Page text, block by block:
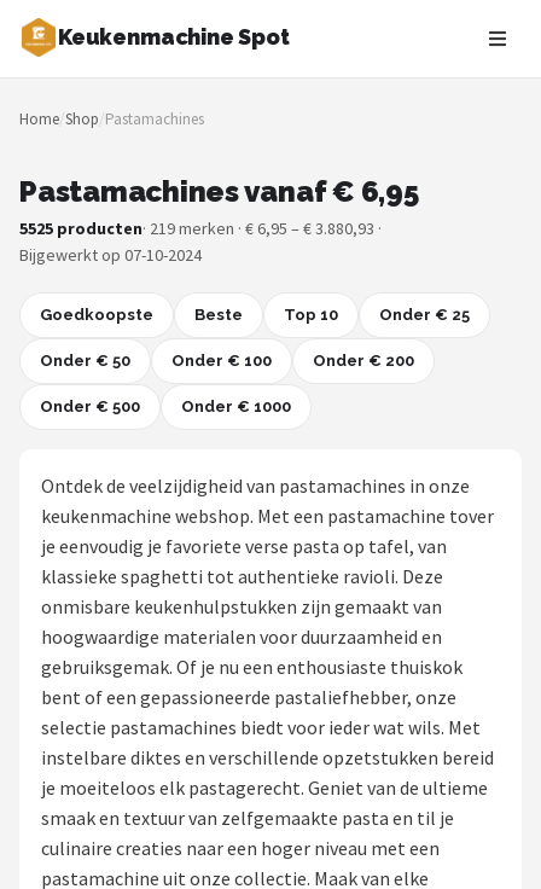
Keukenmachine Spot
Zoeken
NAVIGATIE
Merken
Blog
MasterChef
Restaurants
Staafmixers
Juicers
Shop
Kenwood
Moulinex
KitchenAid
Home/Shop/Pastamachines
Pastamachines vanaf € 6,95
5525 producten· 219 merken · € 6,95 – € 3.880,93 ·
Bijgewerkt op 07-10-2024
Goedkoopste Beste Top 10 Onder € 25
Onder € 50 Onder € 100 Onder € 200
Onder € 500 Onder € 1000
Ontdek de veelzijdigheid van pastamachines in onze
keukenmachine webshop. Met een pastamachine tover
je eenvoudig je favoriete verse pasta op tafel, van
klassieke spaghetti tot authentieke ravioli. Deze
onmisbare keukenhulpstukken zijn gemaakt van
hoogwaardige materialen voor duurzaamheid en
gebruiksgemak. Of je nu een enthousiaste thuiskok
bent of een gepassioneerde pastaliefhebber, onze
selectie pastamachines biedt voor ieder wat wils. Met
instelbare diktes en verschillende opzetstukken bereid
je moeiteloos elk pastagerecht. Geniet van de ultieme
smaak en textuur van zelfgemaakte pasta en til je
culinaire creaties naar een hoger niveau met een
pastamachine uit onze collectie. Maak van elke